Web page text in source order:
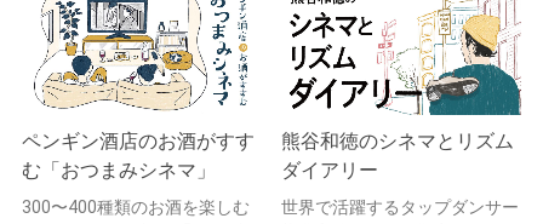
ペンギン酒店のお酒がすす
む「おつまみシネマ」
300〜400種類のお酒を楽しむ
熊谷和徳のシネマとリズム
ダイアリー
世界で活躍するタップダンサー